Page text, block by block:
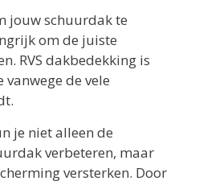
jouw schuurdak te
om de juiste
RVS dakbedekking is
vanwege de vele
je niet alleen de
verbeteren, maar
versterken. Door